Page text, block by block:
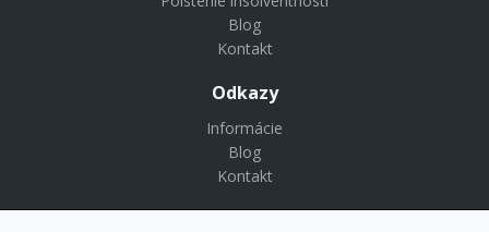
Blog
Kontakt
Odkazy
Informácie
Blog
Kontakt